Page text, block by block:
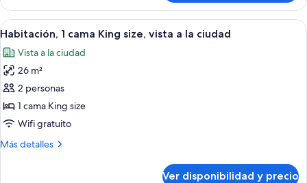
2
camas
Queen
Ver
todas
las
fotos
de
Habitación,
1
King
Habitación de hotel con una cama
7
Habitación, 1 cama King size, vista a la ciudad
Vista a la ciudad
26 m²
2 personas
1 cama King size
Wifi gratuito
Más detalles
Más
Ver disponibilidad y precio